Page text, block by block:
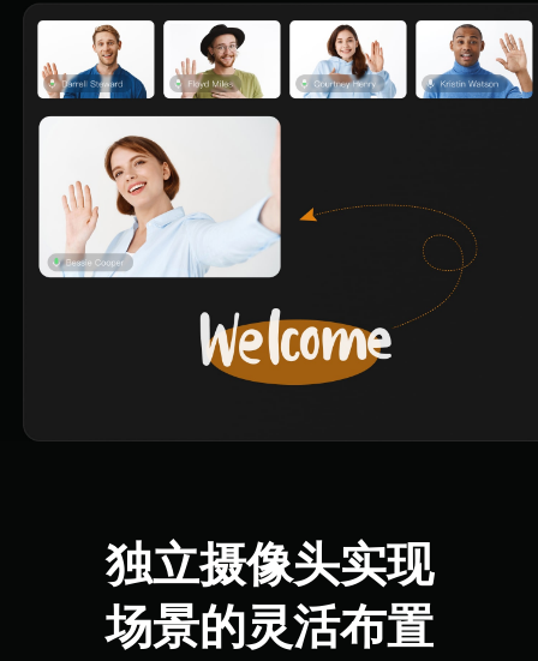
独立摄像头实现
场景的灵活布置